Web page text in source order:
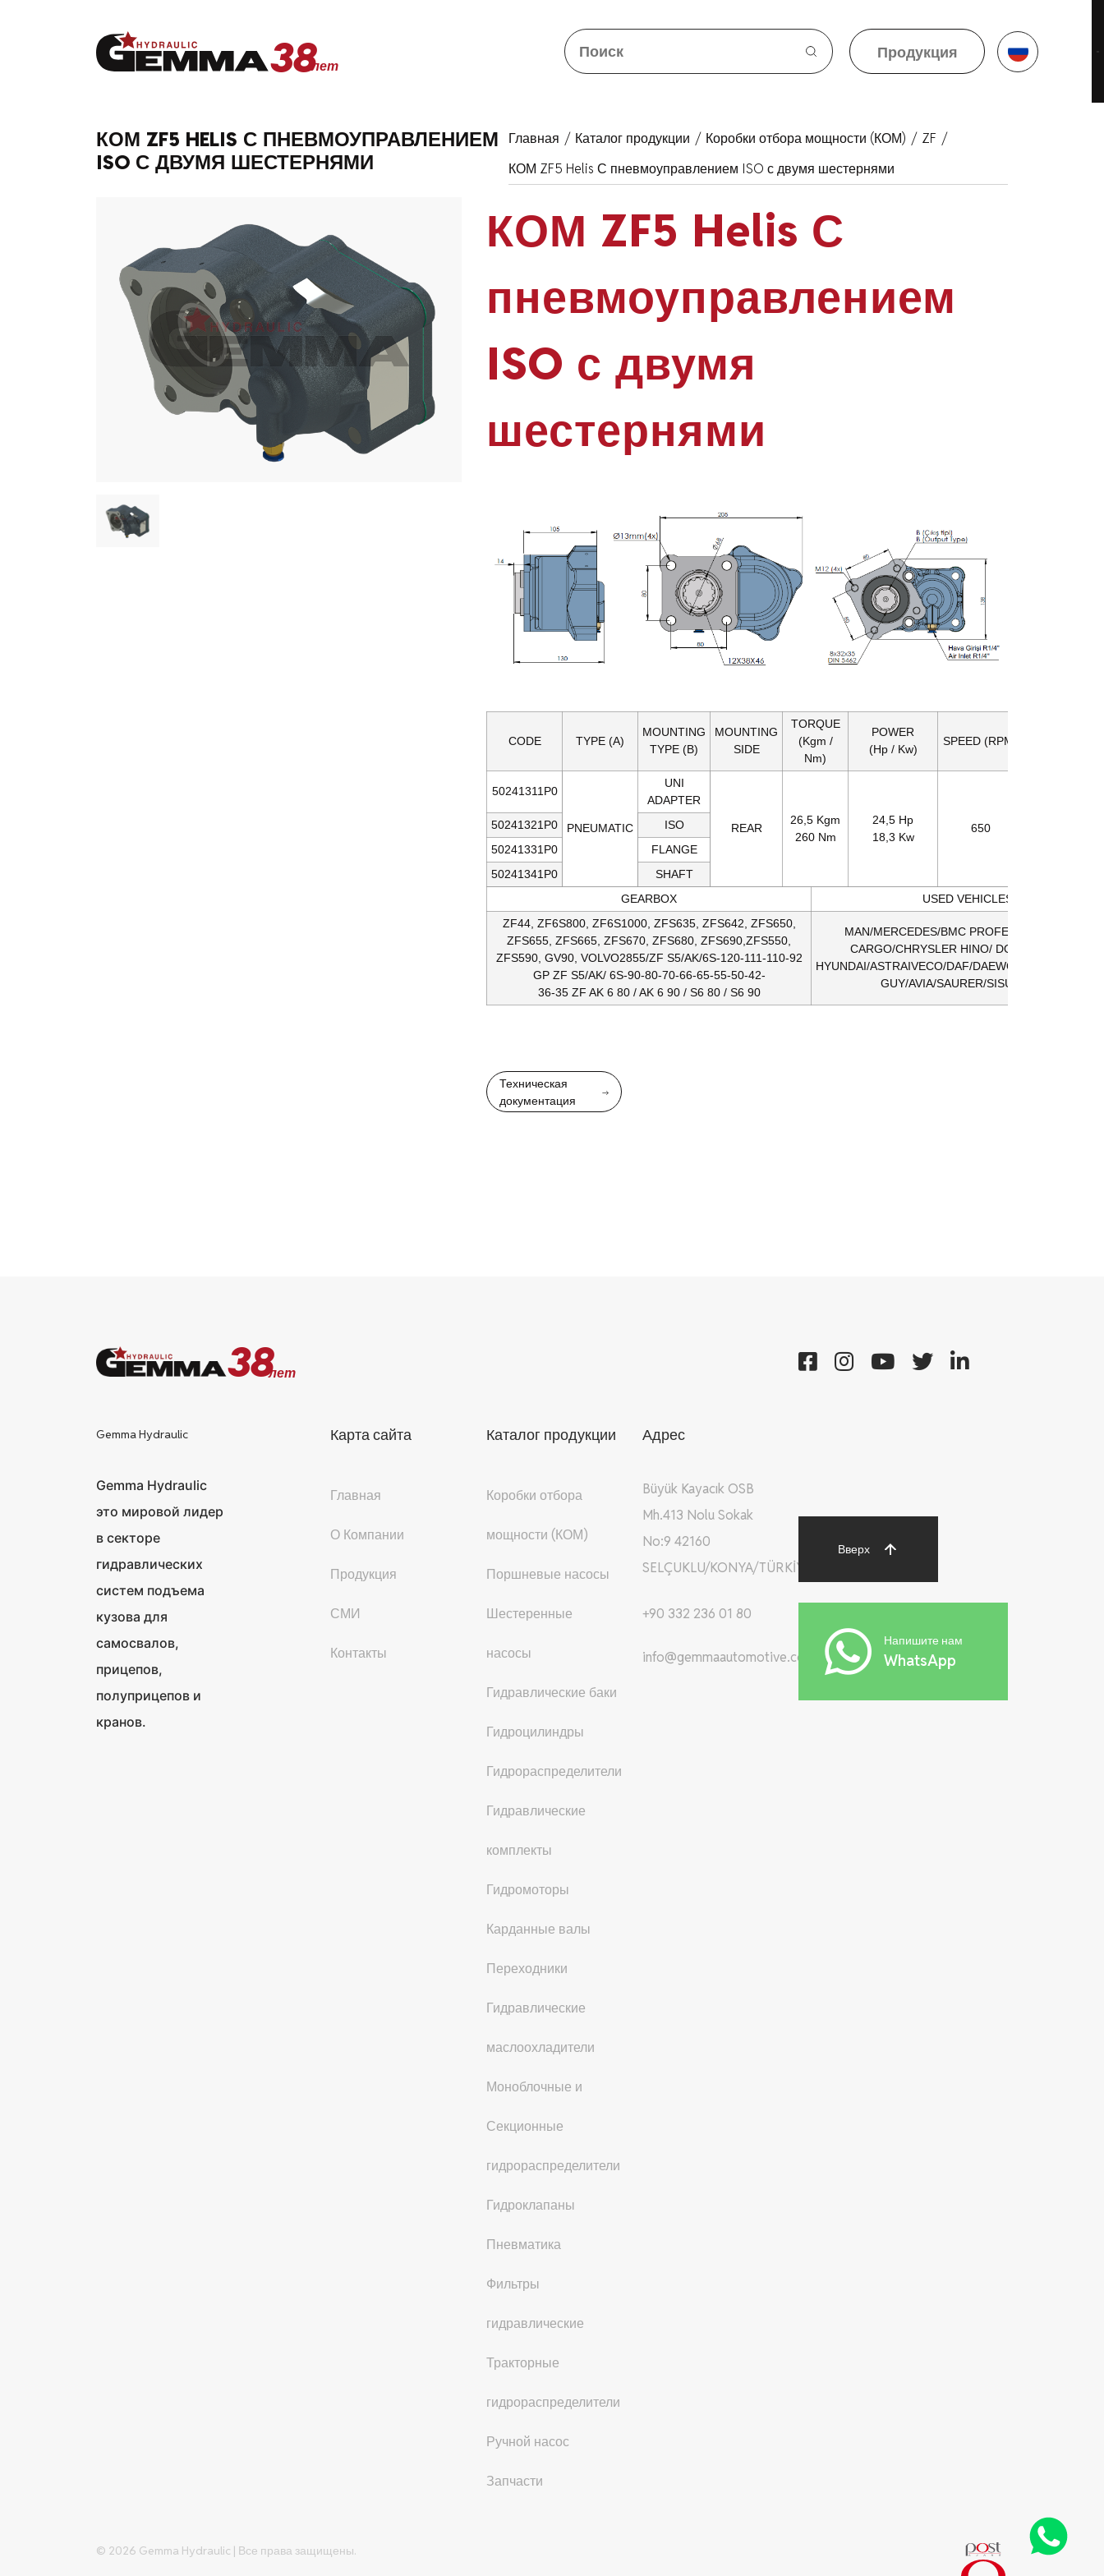
38лет
Продукция
38лет
О компании
Продукция
КОМ ZF5 HELIS С ПНЕВМОУПРАВЛЕНИЕМ
ISO С ДВУМЯ ШЕСТЕРНЯМИ
Главная / Каталог продукции / Коробки отбора мощности (КОМ) / ZF /
КОМ ZF5 Helis С пневмоуправлением ISO с двумя шестернями
КОМ ZF5 Helis С
пневмоуправлением
ISO с двумя
шестернями
CODE TYPE (A)
MOUNTING
TYPE (B)
MOUNTING
SIDE
TORQUE
(Kgm /
Nm)
POWER
(Hp / Kw)
SPEED (RPM)
50241311P0
PNEUMATIC
UNI
ADAPTER
REAR
26,5 Kgm
260 Nm
24,5 Hp
18,3 Kw
650
50241321P0
ISO
50241331P0
FLANGE
50241341P0
SHAFT
GEARBOX
USED VEHICLES
ZF44, ZF6S800, ZF6S1000, ZFS635, ZFS642, ZFS650,
ZFS655, ZFS665, ZFS670, ZFS680, ZFS690,ZFS550,
ZFS590, GV90, VOLVO2855/ZF S5/AK/6S-120-111-110-92
GP ZF S5/AK/ 6S-90-80-70-66-65-55-50-42-
36-35 ZF AK 6 80 / AK 6 90 / S6 80 / S6 90
MAN/MERCEDES/BMC PROFESYONEL/FORD
CARGO/CHRYSLER HINO/ DODGE/FARGO/
HYUNDAI/ASTRAIVECO/DAF/DAEWOO/RENAULT/
GUY/AVIA/SAURER/SISU/STEYR
Техническая
документация
38лет
Gemma Hydraulic
Gemma Hydraulic
это мировой лидер
в секторе
гидравлических
систем подъема
кузова для
самосвалов,
прицепов,
полуприцепов и
кранов.
Карта сайта
Главная
О Компании
Продукция
СМИ
Контакты
Каталог продукции
Коробки отбора
мощности (КОМ)
Поршневые насосы
Шестеренные
насосы
Гидравлические баки
Гидроцилиндры
Гидрораспределители
Гидравлические
комплекты
Гидромоторы
Карданные валы
Переходники
Гидравлические
маслоохладители
Моноблочные и
Секционные
гидрораспределители
Гидроклапаны
Пневматика
Фильтры
гидравлические
Тракторные
гидрораспределители
Ручной насос
Запчасти
Адрес
Büyük Kayacık OSB
Mh.413 Nolu Sokak
No:9 42160
SELÇUKLU/KONYA/TÜRKİYE
+90 332 236 01 80
info@gemmaautomotive.com
Вверх
Напишите нам
WhatsApp
© 2026 Gemma Hydraulic | Все права защищены.